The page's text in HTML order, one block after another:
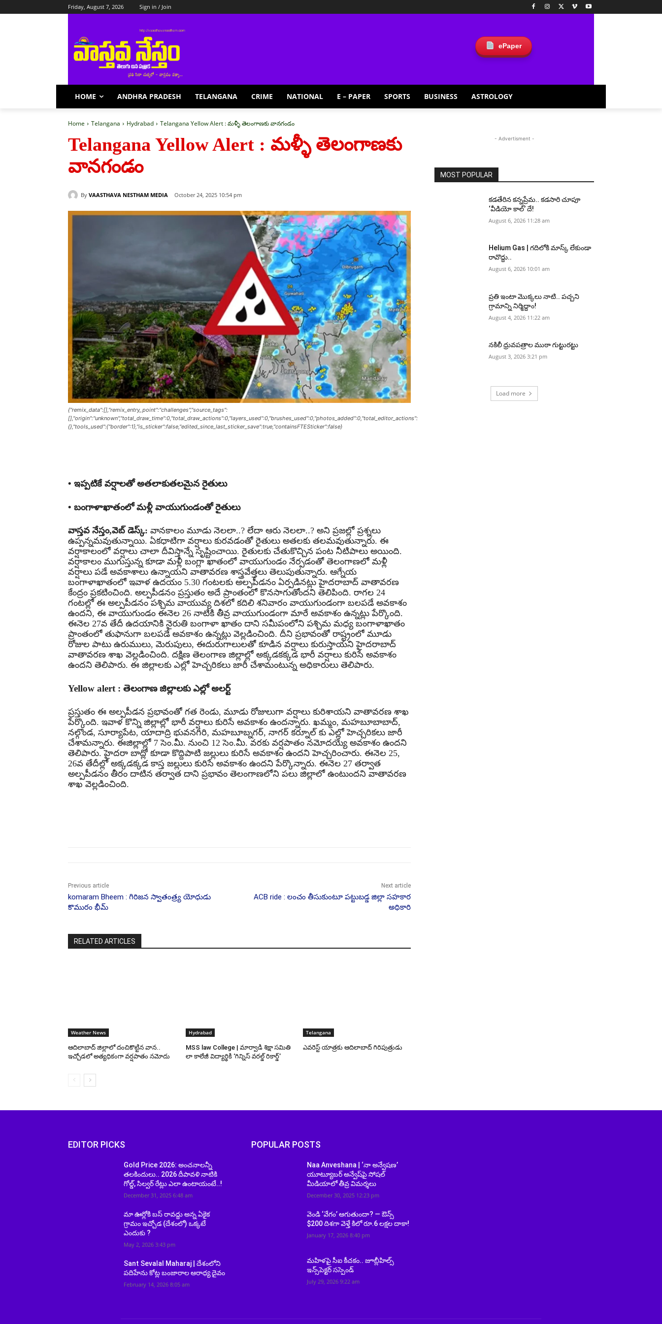
Friday, August 7, 2026 Sign in / Join
ePaper
HOME ANDHRA PRADESH TELANGANA CRIME NATIONAL E – PAPER SPORTS BUSINESS ASTROLOGY
Home Telangana Hydrabad Telangana Yellow Alert : మళ్ళీ తెలంగాణకు వానగండం
Telangana Yellow Alert : మళ్ళీ తెలంగాణకు
వానగండం
By VAASTHAVA NESTHAM MEDIA October 24, 2025 10:54 pm
{"remix_data":[],"remix_entry_point":"challenges","source_tags":
[],"origin":"unknown","total_draw_time":0,"total_draw_actions":0,"layers_used":0,"brushes_used":0,"photos_added":0,"total_editor_actions":
{},"tools_used":{"border":1},"is_sticker":false,"edited_since_last_sticker_save":true,"containsFTESticker":false}
• ఇప్పటికే వర్షాలతో అతలాకుతలమైన రైతులు
• బంగాళాఖాతంలో మళ్లీ వాయుగుండంతో రైతులు
వాస్తవ నేస్తం,వెబ్ డెస్క్: వానకాలం మూడు నెలలా..? లేదా ఆరు నెలలా..? అని ప్రజల్లో ప్రశ్నలు
ఉప్పన్నమవుతున్నాయి. ఏకధాటిగా వర్షాలు కురవడంతో రైతులు అతలకు తలమవుతున్నారు. ఈ
వర్షాకాలంలో వర్షాలు చాలా దీవిస్తాన్నే సృష్టించాయి. రైతులకు చేతుకొచ్చిన పంట నీటిపాలు అయింది.
వర్షాకాలం ముగుస్తున్న కూడా మళ్లీ బంగ్లా ఖాతంలో వాయుగుండం నేర్పడంతో తెలంగాణలో మళ్లీ
వర్షాలు పడే అవకాశాలు ఉన్నాయని వాతావరణ శాస్త్రవేత్తలు తెలుపుతున్నారు. ఆగ్నేయ
బంగాళాఖాతంలో ఇవాళ ఉదయం 5.30 గంటలకు అల్పపీడనం ఏర్పడినట్లు హైదరాబాద్ వాతావరణ
కేంద్రం ప్రకటించింది. అల్పపీడనం ప్రస్తుతం అదే ప్రాంతంలో కొనసాగుతోందని తెలిపింది. రాగల 24
గంటల్లో ఈ అల్పపీడనం పశ్చిమ వాయువ్య దిశలో కదిలి శనివారం వాయుగుండంగా బలపడే అవకాశం
ఉందని, ఈ వాయుగుండం ఈనెల 26 నాటికి తీవ్ర వాయుగుండంగా మారే అవకాశం ఉన్నట్లు పేర్కొంది.
ఈనెల 27వ తేదీ ఉదయానికి నైరుతి బంగాళా ఖాతం దాని సమీపంలోని పశ్చిమ మధ్య బంగాళాఖాతం
ప్రాంతంలో తుఫానుగా బలపడే అవకాశం ఉన్నట్లు వెల్లడించింది. దీని ప్రభావంతో రాష్ట్రంలో మూడు
రోజుల పాటు ఉరుములు, మెరుపులు, ఈదురుగాలులతో కూడిన వర్షాలు కురుస్తాయని హైదరాబాద్
వాతావరణ శాఖ వెల్లడించింది. దక్షిణ తెలంగాణ జిల్లాల్లో అక్కడకక్కడ భారీ వర్షాలు కురిసే అవకాశం
ఉందని తెలిపారు. ఈ జిల్లాలకు ఎల్లో హెచ్చరికలు జారీ చేశామంటున్న అధికారులు తెలిపారు.
Yellow alert : తెలంగాణ జిల్లాలకు ఎల్లో అలర్ట్
ప్రస్తుతం ఈ అల్పపీడన ప్రభావంతో గత రెండు, మూడు రోజులుగా వర్షాలు కురిశాయని వాతావరణ శాఖ
పేర్కొంది. ఇవాళ కొన్ని జిల్లాల్లో భారీ వర్షాలు కురిసే అవకాశం ఉందన్నారు. ఖమ్మం, మహబూబాబాద్,
నల్గొండ, సూర్యాపేట, యాదాద్రి భువనగిరి, మహబూబ్నగర్, నాగర్ కర్నూల్ కు ఎల్లో హెచ్చరికలు జారీ
చేశామన్నారు. ఈజిల్లాల్లో 7 సెం.మీ. నుంచి 12 సెం.మీ. వరకు వర్షపాతం నమోదయ్యే అవకాశం ఉందని
తెలిపారు. హైదరా బాద్లో కూడా కొద్దిపాటి జల్లులు కురిసే అవకాశం ఉందని హెచ్చరించారు. ఈనెల 25,
26వ తేదీల్లో అక్కడక్కడ కాస్త జల్లులు కురిసే అవకాశం ఉందని పేర్కొన్నారు. ఈనెల 27 తర్వాత
అల్పపీడనం తీరం దాటిన తర్వాత దాని ప్రభావం తెలంగాణలోని పలు జిల్లాలో ఉంటుందని వాతావరణ
శాఖ వెల్లడించింది.
Previous article
komaram Bheem : గిరిజన స్వాతంత్ర్య యోధుడు
కొమురం భీమ్
Next article
ACB ride : లంచం తీసుకుంటూ పట్టుబడ్డ జిల్లా సహకార
అధికారి
RELATED ARTICLES
Weather News
ఆదిలాబాద్ జిల్లాలో దంచికొట్టిన వాన..
ఇచ్చోడలో అత్యధికంగా వర్షపాతం నమోదు
Hydrabad
MSS law College | మార్వాడి శిక్షా సమితి
లా కాలేజీ విద్యార్థికి ‘గిన్నిస్ వరల్డ్ రికార్డ్’
Telangana
ఎవరెస్ట్ యాత్రకు ఆదిలాబాద్ గిరిపుత్రుడు
- Advertisment -
MOST POPULAR
కడతేరిన కన్నప్రేమ.. కడసారి చూపూ
‘వీడియో కాల్’ దే!
August 6, 2026 11:28 am
Helium Gas | గదిలోకి మాస్క్ లేకుండా
రావొద్దు..
August 6, 2026 10:01 am
ప్రతి ఇంటా మొక్కలు నాటి.. పచ్చని
గ్రామాన్ని నిర్మిద్దాం!
August 4, 2026 11:22 am
నకిలీ ధ్రువపత్రాల ముఠా గుట్టురట్టు
August 3, 2026 3:21 pm
Load more
EDITOR PICKS
Gold Price 2026: అంచనాలన్నీ
తలకిందులు.. 2026 దీపావళి నాటికి
గోల్డ్, సిల్వర్ రేట్లు ఎలా ఉంటాయంటే..!
December 31, 2025 6:48 am
మా ఊర్లోకి బస్ రావద్దు అన్న ఏకైక
గ్రామం ఇచ్చోడ (దేశంలో) ఒక్కటే
ఎందుకు ?
May 2, 2026 3:43 pm
Sant Sevalal Maharaj | దేశంలోని
పదిహేను కోట్ల బంజారాల ఆరాధ్య దైవం
February 14, 2026 8:05 am
POPULAR POSTS
Naa Anveshana | ‘నా అన్వేషణ’
యూట్యూబర్ అన్వేష్‌పై సోషల్
మీడియాలో తీవ్ర విమర్శలు
December 30, 2025 12:23 pm
వెండి ‘వేగం’ ఆగుతుందా? — ఔన్స్
$200 దిశగా వెళ్తే కిలో రూ.6 లక్షల దాకా!
January 17, 2026 8:40 pm
మహిళపై సీఐ కీచకం.. జూబ్లీహిల్స్
ఇన్స్‌పెక్టర్ సస్పెండ్
July 29, 2026 9:22 am